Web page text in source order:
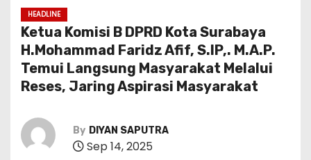
HEADLINE
Ketua Komisi B DPRD Kota Surabaya
H.Mohammad Faridz Afif, S.IP,. M.A.P.
Temui Langsung Masyarakat Melalui
Reses, Jaring Aspirasi Masyarakat
By DIYAN SAPUTRA
Sep 14, 2025